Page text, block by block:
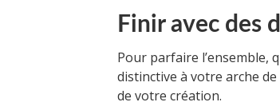
Finir avec des
Pour parfaire l’ensemble,
distinctive à votre arche
de votre création.